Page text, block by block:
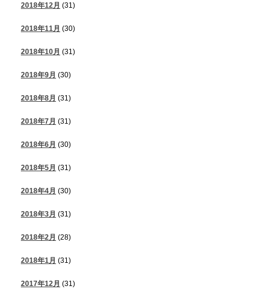
2018年12月 (31)
2018年11月 (30)
2018年10月 (31)
2018年9月 (30)
2018年8月 (31)
2018年7月 (31)
2018年6月 (30)
2018年5月 (31)
2018年4月 (30)
2018年3月 (31)
2018年2月 (28)
2018年1月 (31)
2017年12月 (31)